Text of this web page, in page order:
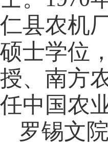
仁县农机
硕士学位，
授、南方
任中国农
罗锡文